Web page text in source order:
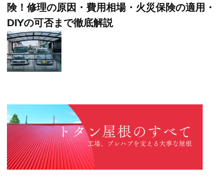
険！修理の原因・費用相場・火災保険の適用・
DIYの可否まで徹底解説